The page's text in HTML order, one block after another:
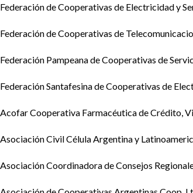
Federación de Cooperativas de Electricidad y
Federación de Cooperativas de
Federación Pampeana de Cooperativas de
Federación Santafesina de Cooperativas de
Acofar Cooperativa Farmacéutica de Crédito,
Asociación Civil Célula Argentina y
Asociación Coordinadora de Consejos